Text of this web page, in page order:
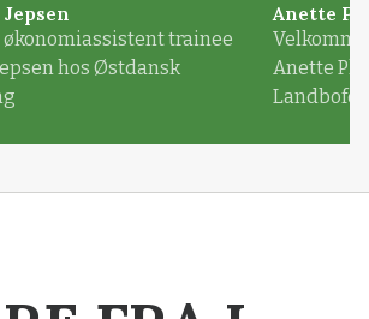
trainee
hos Østdansk
Anette
Anette